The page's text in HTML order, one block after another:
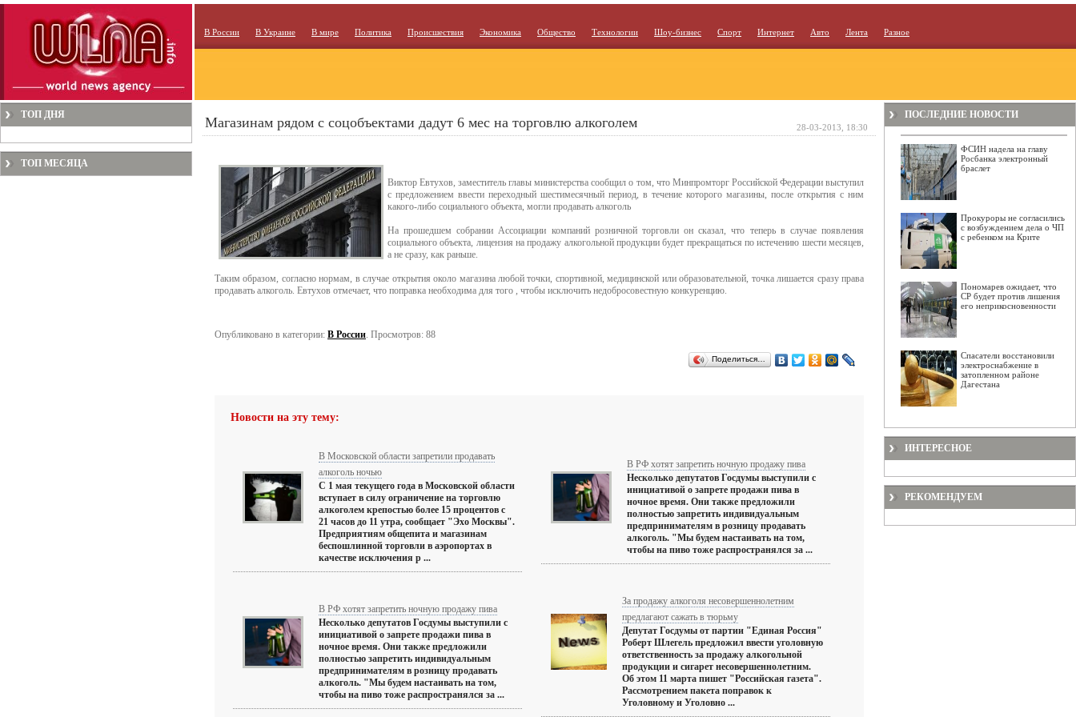
В России В Украине В мире Политика Происшествия Экономика Общество Технологии Шоу-бизнес Спорт Интернет Авто Лента Разное
ТОП ДНЯ
ТОП МЕСЯЦА
Магазинам рядом с соцобъектами дадут 6 мес на торговлю алкоголем
Виктор Евтухов, заместитель главы министерства сообщил о том, что Минпромторг Российской Федерации выступил
с предложением ввести переходный шестимесячный период, в течение которого магазины, после открытия с ним
какого-либо социального объекта, могли продавать алкоголь
На прошедшем собрании Ассоциации компаний розничной торговли он сказал, что теперь в случае появления
социального объекта, лицензия на продажу алкогольной продукции будет прекращаться по истечению шести месяцев,
а не сразу, как раньше.
Таким образом, согласно нормам, в случае открытия около магазина любой точки, спортивной, медицинской или образовательной, точка лишается сразу права
продавать алкоголь. Евтухов отмечает, что поправка необходима для того , чтобы исключить недобросовестную конкуренцию.
Опубликовано в категории: В России. Просмотров: 88
Поделиться…
Новости на эту тему:
В Московской области запретили продавать
алкоголь ночью
С 1 мая текущего года в Московской области
вступает в силу ограничение на торговлю
алкоголем крепостью более 15 процентов с
21 часов до 11 утра, сообщает "Эхо Москвы".
Предприятиям общепита и магазинам
беспошлинной торговли в аэропортах в
качестве исключения р ...
В РФ хотят запретить ночную продажу пива
Несколько депутатов Госдумы выступили с
инициативой о запрете продажи пива в
ночное время. Они также предложили
полностью запретить индивидуальным
предпринимателям в розницу продавать
алкоголь. "Мы будем настаивать на том,
чтобы на пиво тоже распространялся за ...
В РФ хотят запретить ночную продажу пива
Несколько депутатов Госдумы выступили с
инициативой о запрете продажи пива в
ночное время. Они также предложили
полностью запретить индивидуальным
предпринимателям в розницу продавать
алкоголь. "Мы будем настаивать на том,
чтобы на пиво тоже распространялся за ...
За продажу алкоголя несовершеннолетним
предлагают сажать в тюрьму
Депутат Госдумы от партии "Единая Россия"
Роберт Шлегель предложил ввести уголовную
ответственность за продажу алкогольной
продукции и сигарет несовершеннолетним.
Об этом 11 марта пишет "Российская газета".
Рассмотрением пакета поправок к
Уголовному и Уголовно ...
28-03-2013, 18:30
ПОСЛЕДНИЕ НОВОСТИ
ФСИН надела на главу
Росбанка электронный
браслет
Прокуроры не согласились
с возбуждением дела о ЧП
с ребенком на Крите
Пономарев ожидает, что
СР будет против лишения
его неприкосновенности
Спасатели восстановили
электроснабжение в
затопленном районе
Дагестана
ИНТЕРЕСНОЕ
РЕКОМЕНДУЕМ